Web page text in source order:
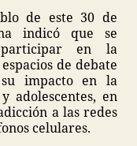
de este 30 de
indicó que se
en la
de debate
impacto en la
adolescentes, en
a las redes
celulares.